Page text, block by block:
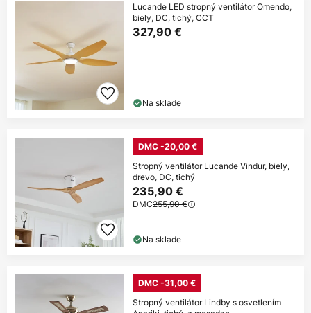
Lucande LED stropný ventilátor Omendo,
biely, DC, tichý, CCT
327,90 €
Na sklade
DMC -20,00 €
Stropný ventilátor Lucande Vindur, biely,
drevo, DC, tichý
235,90 €
DMC255,90 €
Na sklade
DMC -31,00 €
Stropný ventilátor Lindby s osvetlením